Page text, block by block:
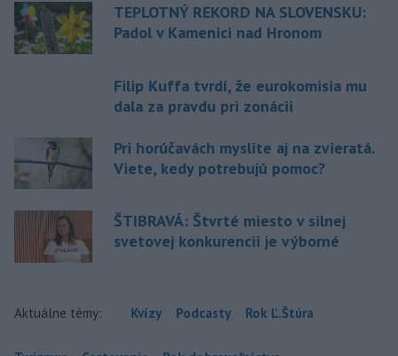
TEPLOTNÝ REKORD NA SLOVENSKU:
Padol v Kamenici nad Hronom
Filip Kuffa tvrdí, že eurokomisia mu
dala za pravdu pri zonácii
Pri horúčavách myslite aj na zvieratá.
Viete, kedy potrebujú pomoc?
ŠTIBRAVÁ: Štvrté miesto v silnej
svetovej konkurencii je výborné
Aktuálne témy: Kvízy Podcasty Rok Ľ.Štúra